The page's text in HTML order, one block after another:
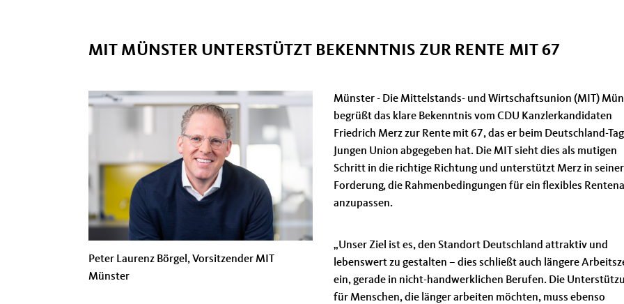
MIT MÜNSTER UNTERSTÜTZT BEKENNTNIS ZUR RENTE MIT 67
Peter Laurenz Börgel, Vorsitzender MIT
Münster
Münster - Die Mittelstands- und Wirtschaftsunion (MIT)
begrüßt das klare Bekenntnis vom CDU Kanzlerkandidaten
Friedrich Merz zur Rente mit 67, das er beim Deutschland-
Jungen Union abgegeben hat. Die MIT sieht dies als mutigen
Schritt in die richtige Richtung und unterstützt Merz in seiner
Forderung, die Rahmenbedingungen für ein flexibles
anzupassen.
Unser Ziel ist es, den Standort Deutschland attraktiv und
lebenswert zu gestalten – dies schließt auch längere
ein, gerade in nicht-handwerklichen Berufen. Die
für Menschen, die länger arbeiten möchten, muss ebenso